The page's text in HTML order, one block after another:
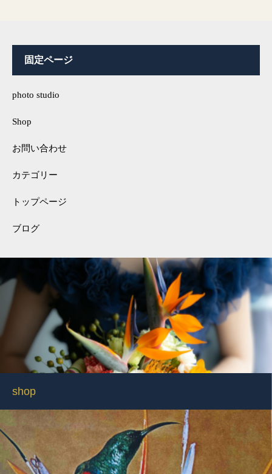
固定ページ
photo studio
Shop
お問い合わせ
カテゴリー
トップページ
ブログ
shop